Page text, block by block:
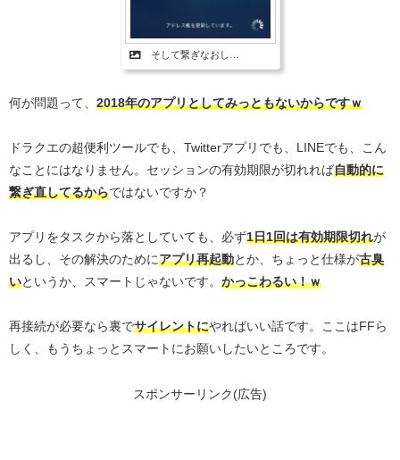
そして繋ぎなおし…
何が問題って、 2018年のアプリとしてみっともないからですｗ
ドラクエの超便利ツールでも、Twitterアプリでも、LINEでも、こん
なことにはなりません。セッションの有効期限が切れれば自動的に
繋ぎ直してるからではないですか？
アプリをタスクから落としていても、必ず1日1回は有効期限切れが
出るし、その解決のためにアプリ再起動とか、ちょっと仕様が古臭
いというか、スマートじゃないです。 かっこわるい！ｗ
再接続が必要なら裏でサイレントにやればいい話です。ここはFFら
しく、もうちょっとスマートにお願いしたいところです。
スポンサーリンク(広告)